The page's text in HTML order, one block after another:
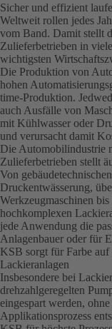
Sicher und effizient
Weltweit rollen jedes
vom Band. Damit stellt
Zulieferbetrieben in
wichtigsten
Die Produktion von
hohen
time-Produktion.
auch Ausfälle von
mit Kühlwasser oder
und verursacht damit
Die Automobilindustrie
Zulieferbetrieben stellt
Von
Druckentwässerung,
Werkzeugmaschinen
hochkomplexen
jede Anwendung die
Anlagenbauer oder für
KSB sorgt für Farbe auf
Lackieranlagen
Insbesondere bei
drehzahlgeregelten
eingespart werden,
Applikationsprozess